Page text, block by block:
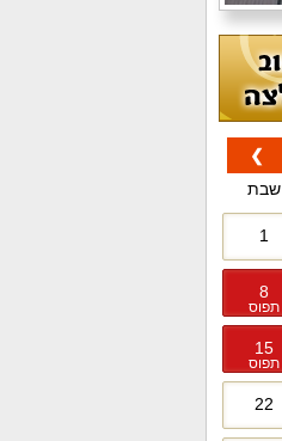
שבת
1
8
תפוס
15
תפוס
22
❯